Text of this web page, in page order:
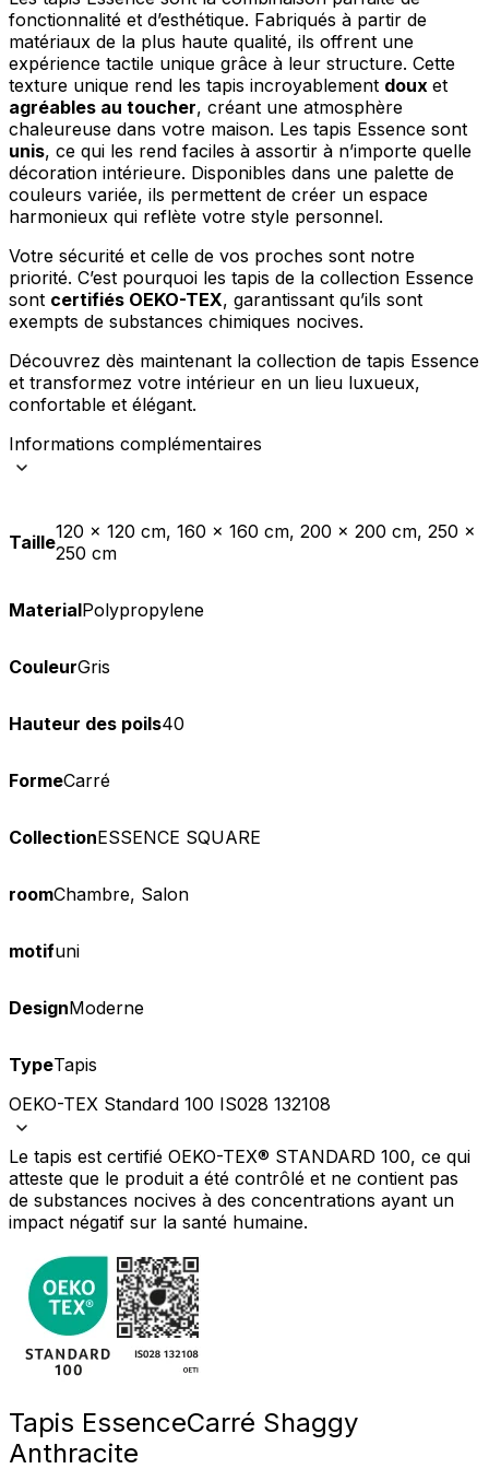
fonctionnalité et d’esthétique. Fabriqués à partir de
matériaux de la plus haute qualité, ils offrent une
expérience tactile unique grâce à leur structure. Cette
texture unique rend les tapis incroyablement doux et
agréables au toucher, créant une atmosphère
chaleureuse dans votre maison. Les tapis Essence sont
unis, ce qui les rend faciles à assortir à n’importe quelle
décoration intérieure. Disponibles dans une palette de
couleurs variée, ils permettent de créer un espace
harmonieux qui reflète votre style personnel.
Votre sécurité et celle de vos proches sont notre
priorité. C’est pourquoi les tapis de la collection Essence
sont certifiés OEKO-TEX, garantissant qu’ils sont
exempts de substances chimiques nocives.
Découvrez dès maintenant la collection de tapis Essence
et transformez votre intérieur en un lieu luxueux,
confortable et élégant.
Informations complémentaires
Taille120 x 120 cm, 160 x 160 cm, 200 x 200 cm, 250 x
250 cm
MaterialPolypropylene
CouleurGris
Hauteur des poils40
FormeCarré
CollectionESSENCE SQUARE
roomChambre, Salon
motifuni
DesignModerne
TypeTapis
OEKO-TEX Standard 100 IS028 132108
Le tapis est certifié OEKO-TEX® STANDARD 100, ce qui
atteste que le produit a été contrôlé et ne contient pas
de substances nocives à des concentrations ayant un
impact négatif sur la santé humaine.
Tapis EssenceCarré Shaggy
Anthracite
Rejeter
Enregistrer mes préférences
Accepter tout